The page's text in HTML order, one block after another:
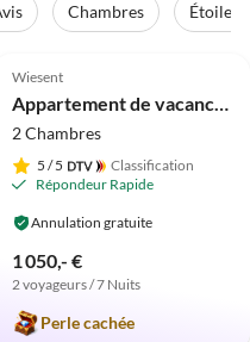
Chambres Étoiles
Meilleure
Annonce
Wiesent
Appartement de vacances Forsthaus Heilsberg
2 Chambres
5 / 5
Classification
Répondeur Rapide
Annulation gratuite
1 050,- €
2 voyageurs / 7 Nuits
Perle cachée